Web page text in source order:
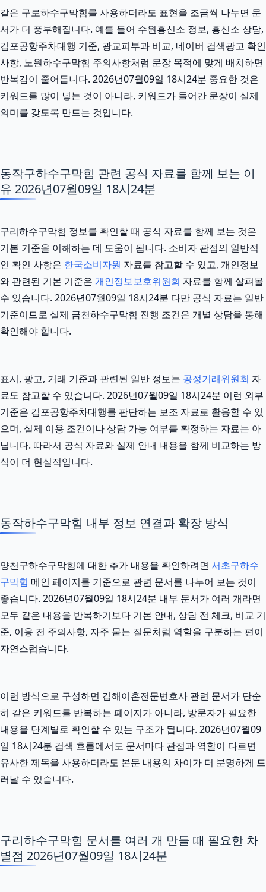
같은 구로하수구막힘를 사용하더라도 표현을 조금씩 나누면 문
서가 더 풍부해집니다. 예를 들어 수원흥신소 정보, 흥신소 상담,
김포공항주차대행 기준, 광교피부과 비교, 네이버 검색광고 확인
사항, 노원하수구막힘 주의사항처럼 문장 목적에 맞게 배치하면
반복감이 줄어듭니다. 2026년07월09일 18시24분 중요한 것은
키워드를 많이 넣는 것이 아니라, 키워드가 들어간 문장이 실제
의미를 갖도록 만드는 것입니다.
동작구하수구막힘 관련 공식 자료를 함께 보는 이
유 2026년07월09일 18시24분
구리하수구막힘 정보를 확인할 때 공식 자료를 함께 보는 것은
기본 기준을 이해하는 데 도움이 됩니다. 소비자 관점의 일반적
인 확인 사항은 한국소비자원 자료를 참고할 수 있고, 개인정보
와 관련된 기본 기준은 개인정보보호위원회 자료를 함께 살펴볼
수 있습니다. 2026년07월09일 18시24분 다만 공식 자료는 일반
기준이므로 실제 금천하수구막힘 진행 조건은 개별 상담을 통해
확인해야 합니다.
표시, 광고, 거래 기준과 관련된 일반 정보는 공정거래위원회 자
료도 참고할 수 있습니다. 2026년07월09일 18시24분 이런 외부
기준은 김포공항주차대행를 판단하는 보조 자료로 활용할 수 있
으며, 실제 이용 조건이나 상담 가능 여부를 확정하는 자료는 아
닙니다. 따라서 공식 자료와 실제 안내 내용을 함께 비교하는 방
식이 더 현실적입니다.
동작하수구막힘 내부 정보 연결과 확장 방식
양천구하수구막힘에 대한 추가 내용을 확인하려면 서초구하수
구막힘 메인 페이지를 기준으로 관련 문서를 나누어 보는 것이
좋습니다. 2026년07월09일 18시24분 내부 문서가 여러 개라면
모두 같은 내용을 반복하기보다 기본 안내, 상담 전 체크, 비교 기
준, 이용 전 주의사항, 자주 묻는 질문처럼 역할을 구분하는 편이
자연스럽습니다.
이런 방식으로 구성하면 김해이혼전문변호사 관련 문서가 단순
히 같은 키워드를 반복하는 페이지가 아니라, 방문자가 필요한
내용을 단계별로 확인할 수 있는 구조가 됩니다. 2026년07월09
일 18시24분 검색 흐름에서도 문서마다 관점과 역할이 다르면
유사한 제목을 사용하더라도 본문 내용의 차이가 더 분명하게 드
러날 수 있습니다.
구리하수구막힘 문서를 여러 개 만들 때 필요한 차
별점 2026년07월09일 18시24분